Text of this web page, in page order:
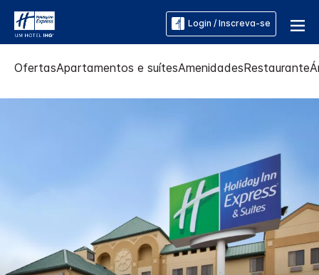
Login / Inscreva-se
OfertasApartamentos e suítesAmenidadesRestaurante